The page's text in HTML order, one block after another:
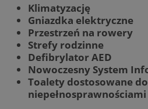
Klimatyzację
Gniazdka elektryczne
Przestrzeń na rowery
Strefy rodzinne
Defibrylator AED
Nowoczesny System
Toalety dostosowane
niepełnosprawnościami